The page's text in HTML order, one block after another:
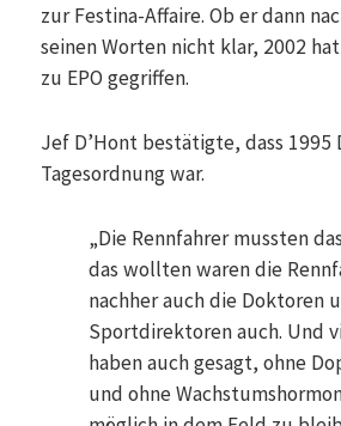
zur Festina-Affaire. Ob er dann
seinen Worten nicht klar, 2002
zu EPO gegriffen.
Jef D’Hont bestätigte, dass 1995
Tagesordnung war.
„Die Rennfahrer mussten
das wollten waren die
nachher auch die Doktoren
Sportdirektoren auch. Und
haben auch gesagt, ohne
und ohne